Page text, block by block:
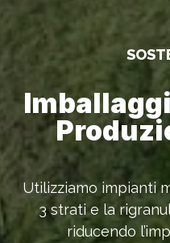
Utilizziamo impianti
3 strati e la
riducendo